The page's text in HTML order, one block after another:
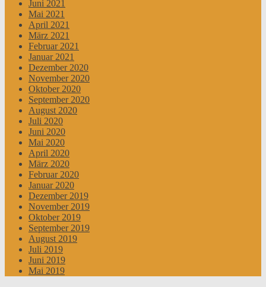
Juni 2021
Mai 2021
April 2021
März 2021
Februar 2021
Januar 2021
Dezember 2020
November 2020
Oktober 2020
September 2020
August 2020
Juli 2020
Juni 2020
Mai 2020
April 2020
März 2020
Februar 2020
Januar 2020
Dezember 2019
November 2019
Oktober 2019
September 2019
August 2019
Juli 2019
Juni 2019
Mai 2019